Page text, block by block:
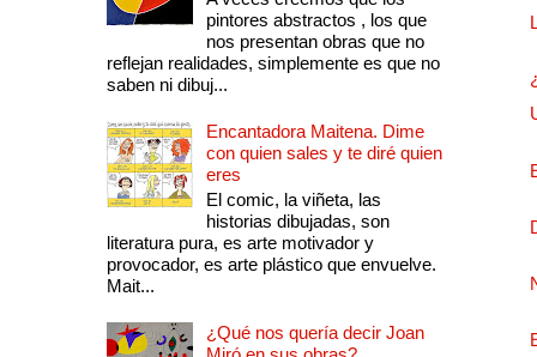
pintores abstractos , los que
nos presentan obras que no
reflejan realidades, simplemente es que no
saben ni dibuj...
Encantadora Maitena. Dime
con quien sales y te diré quien
eres
El comic, la viñeta, las
historias dibujadas, son
literatura pura, es arte motivador y
provocador, es arte plástico que envuelve.
Mait...
¿Qué nos quería decir Joan